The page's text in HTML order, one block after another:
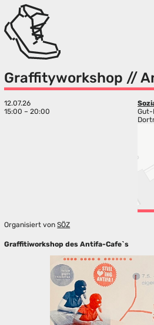
Graffityworkshop //
12.07.26
15:00 – 20:00
Gut-
Organisiert vonSÖZ
Graffitiworkshop des Antifa-Cafe`s